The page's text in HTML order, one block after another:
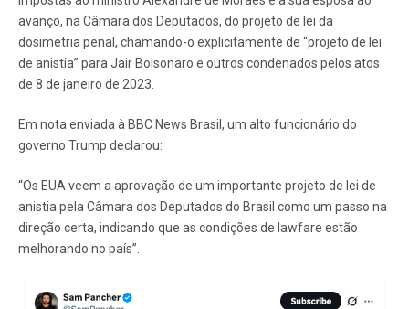
avanço, na Câmara dos Deputados, do projeto de lei da
dosimetria penal, chamando-o explicitamente de “projeto de lei
de anistia” para Jair Bolsonaro e outros condenados pelos atos
de 8 de janeiro de 2023.
Em nota enviada à BBC News Brasil, um alto funcionário do
governo Trump declarou:
“Os EUA veem a aprovação de um importante projeto de lei de
anistia pela Câmara dos Deputados do Brasil como um passo na
direção certa, indicando que as condições de lawfare estão
melhorando no país”.